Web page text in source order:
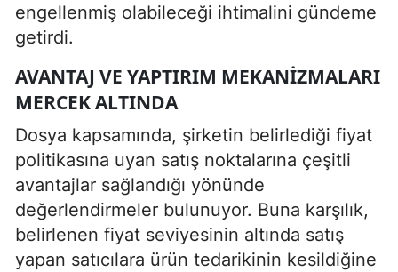
engellenmiş olabileceği ihtimalini gündeme
getirdi.
AVANTAJ VE YAPTIRIM MEKANIZMALARI
MERCEK ALTINDA
Dosya kapsamında, şirketin belirlediği fiyat
politikasına uyan satış noktalarına çeşitli
avantajlar sağlandığı yönünde
değerlendirmeler bulunuyor. Buna karşılık,
belirlenen fiyat seviyesinin altında satış
yapan satıcılara ürün tedarikinin kesildiğine